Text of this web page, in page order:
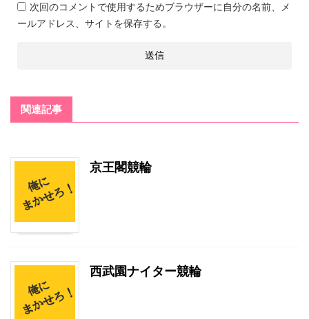
次回のコメントで使用するためブラウザーに自分の名前、メ
ールアドレス、サイトを保存する。
関連記事
京王閣競輪
西武園ナイター競輪